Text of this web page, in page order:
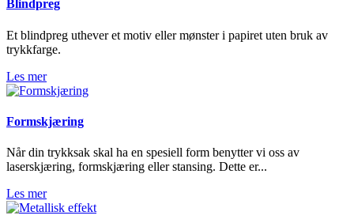
Blindpreg
Et blindpreg uthever et motiv eller mønster i papiret uten bruk av
trykkfarge.
Les mer
Formskjæring
Når din trykksak skal ha en spesiell form benytter vi oss av
laserskjæring, formskjæring eller stansing. Dette er...
Les mer